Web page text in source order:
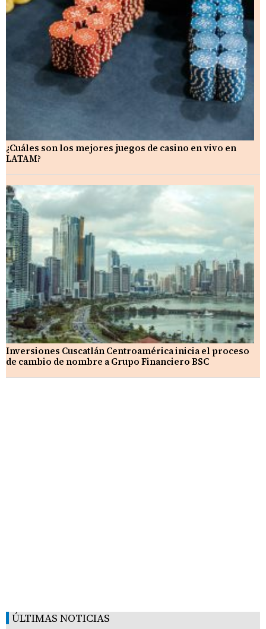
¿Cuáles son los mejores juegos de casino en vivo en
LATAM?
Inversiones Cuscatlán Centroamérica inicia el proceso
de cambio de nombre a Grupo Financiero BSC
ÚLTIMAS NOTICIAS